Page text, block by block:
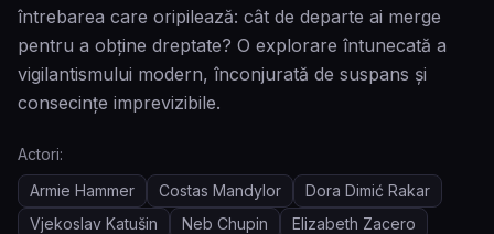
întrebarea care oripilează: cât de departe ai merge
pentru a obține dreptate? O explorare întunecată a
vigilantismului modern, înconjurată de suspans și
consecințe imprevizibile.
Actori:
Armie Hammer
Costas Mandylor
Dora Dimić Rakar
Vjekoslav Katušin
Neb Chupin
Elizabeth Zacero